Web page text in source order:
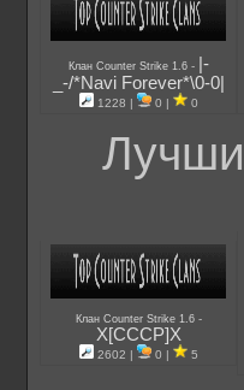
Клан Counter Strike 1.6 -
|-
_-/*Navi Forever*\0-0|
1228 | 0 | 0
Клан Counter Strike 1.6 -
X[CCCP]X
2602 | 0 | 5